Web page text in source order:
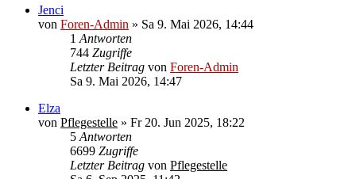
Jenci
von Foren-Admin » Sa 9. Mai 2026, 14:44
1 Antworten
744 Zugriffe
Letzter Beitrag von Foren-Admin
Sa 9. Mai 2026, 14:47
Elza
von Pflegestelle » Fr 20. Jun 2025, 18:22
5 Antworten
6699 Zugriffe
Letzter Beitrag von Pflegestelle